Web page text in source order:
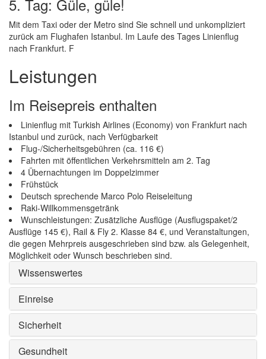
5. Tag: Güle, güle!
Mit dem Taxi oder der Metro sind Sie schnell und unkompliziert
zurück am Flughafen Istanbul. Im Laufe des Tages Linienflug
nach Frankfurt. F
Leistungen
Im Reisepreis enthalten
Linienflug mit Turkish Airlines (Economy) von Frankfurt nach
Istanbul und zurück, nach Verfügbarkeit
Flug-/Sicherheitsgebühren (ca. 116 €)
Fahrten mit öffentlichen Verkehrsmitteln am 2. Tag
4 Übernachtungen im Doppelzimmer
Frühstück
Deutsch sprechende Marco Polo Reiseleitung
Raki-Willkommensgetränk
Wunschleistungen: Zusätzliche Ausflüge (Ausflugspaket/2
Ausflüge 145 €), Rail & Fly 2. Klasse 84 €, und Veranstaltungen,
die gegen Mehrpreis ausgeschrieben sind bzw. als Gelegenheit,
Möglichkeit oder Wunsch beschrieben sind.
Wissenswertes
Einreise
Sicherheit
Gesundheit